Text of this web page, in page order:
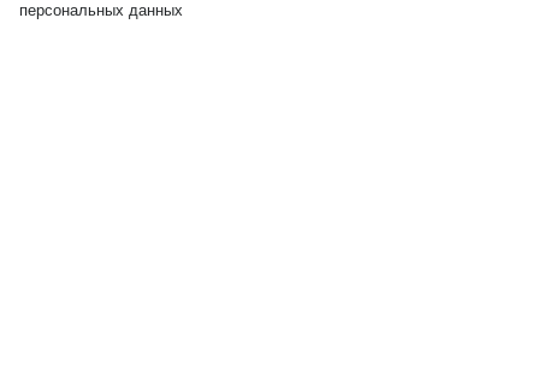
персональных данных